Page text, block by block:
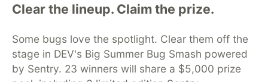
Clear the lineup. Claim the prize.
Some bugs love the spotlight. Clear them off the
stage in DEV's Big Summer Bug Smash powered
by Sentry. 23 winners will share a $5,000 prize
DEV Community— A space to discuss and keep up software
development and manage your software career
DEV Education Tracks
DEV Help
Advertise on DEV
Organization Accounts
DEV Showcase About
Contact
Free Postgres Database
DEV Shop
MLH